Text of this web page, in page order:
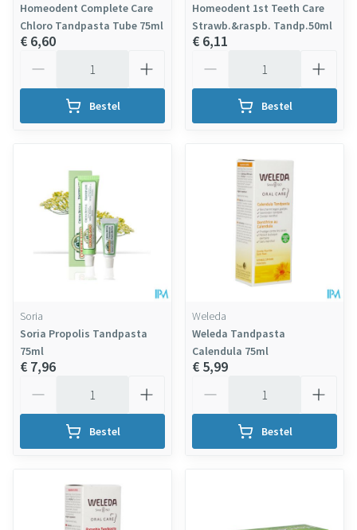
Homeodent Complete Care
Chloro Tandpasta Tube 75ml
€ 6,60
Bestel
Homeodent 1st Teeth Care
Strawb.&raspb. Tandp.50ml
€ 6,11
Bestel
Soria
Soria Propolis Tandpasta
75ml
€ 7,96
Bestel
Weleda
Weleda Tandpasta
Calendula 75ml
€ 5,99
Bestel